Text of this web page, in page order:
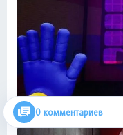
0 комментариев